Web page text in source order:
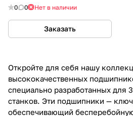
0 0 Нет в наличии
Заказать
Откройте для себя нашу
высококачественных
специально разработанных для
станков. Эти подшипники —
обеспечивающий